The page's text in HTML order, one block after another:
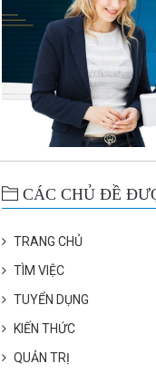
CÁC CHỦ ĐỀ
TRANG CHỦ
TÌM VIỆC
TUYỂN DỤNG
KIẾN THỨC
QUẢN TRỊ